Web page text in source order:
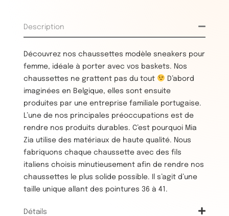
Description
Découvrez nos chaussettes modèle sneakers pour
femme, idéale à porter avec vos baskets. Nos
chaussettes ne grattent pas du tout
D’abord
imaginées en Belgique, elles sont ensuite
produites par une entreprise familiale portugaise.
L’une de nos principales préoccupations est de
rendre nos produits durables. C’est pourquoi Mia
Zia utilise des matériaux de haute qualité. Nous
fabriquons chaque chaussette avec des fils
italiens choisis minutieusement afin de rendre nos
chaussettes le plus solide possible. Il s’agit d’une
taille unique allant des pointures 36 à 41.
Détails